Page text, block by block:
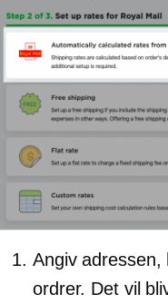
Angiv
ordrer. Det vil